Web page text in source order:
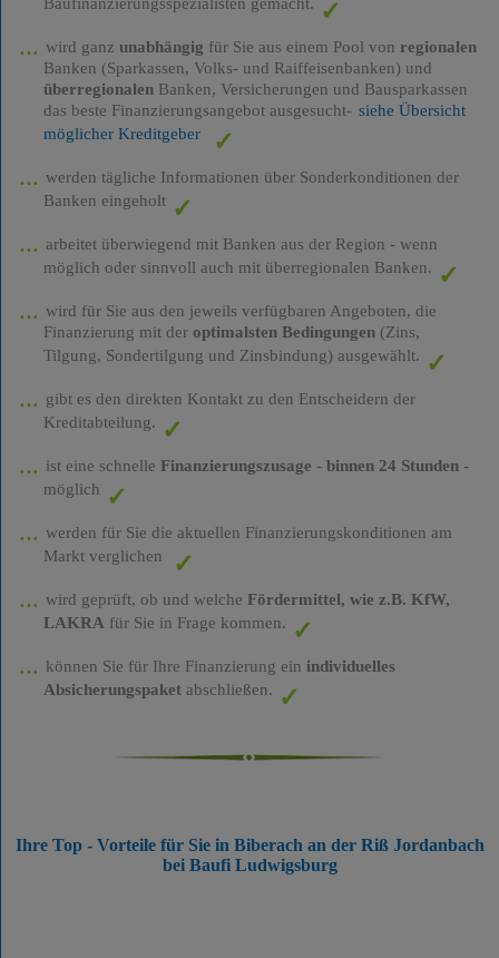
wird ganz unabhängig für Sie aus einem Pool von regionalen
Banken (Sparkassen, Volks- und Raiffeisenbanken) und
überregionalenBanken, Versicherungen und Bausparkassen
das beste Finanzierungsangebot ausgesucht- siehe Übersicht
möglicher Kreditgeber
werden tägliche Informationen über Sonderkonditionen der
Banken eingeholt
arbeitet überwiegend mit Banken aus der Region - wenn
möglich oder sinnvoll auch mit überregionalen Banken.
wird für Sie aus den jeweils verfügbaren Angeboten, die
Finanzierung mit der optimalsten Bedingungen(Zins,
Tilgung, Sondertilgung und Zinsbindung) ausgewählt.
gibt es den direkten Kontakt zu den Entscheidern der
Kreditabteilung.
ist eine schnelle Finanzierungszusage - binnen 24 Stunden-
möglich
werden für Sie die aktuellen Finanzierungskonditionen am
Markt verglichen
wird geprüft, ob und welche Fördermittel, wie z.B. KfW,
LAKRA für Sie in Frage kommen.
können Sie für Ihre Finanzierung ein individuelles
Absicherungspaketabschließen.
Ihre Top - Vorteile für Sie in Biberach an der Riß Jordanbach
bei Baufi Ludwigsburg